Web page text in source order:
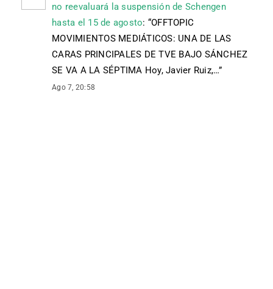
no reevaluará la suspensión de Schengen
hasta el 15 de agosto: “OFFTOPIC
MOVIMIENTOS MEDIÁTICOS: UNA DE LAS
CARAS PRINCIPALES DE TVE BAJO SÁNCHEZ
SE VA A LA SÉPTIMA Hoy, Javier Ruiz,…”
Ago 7, 20:58